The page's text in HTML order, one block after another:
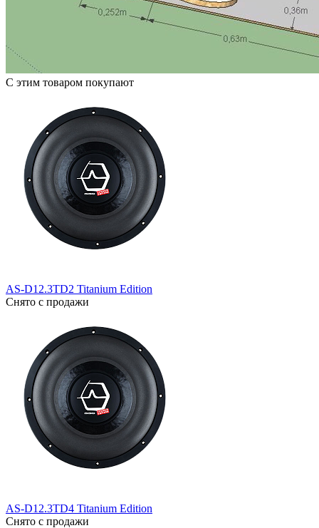
С этим товаром покупают
AS-D12.3TD2 Titanium Edition
Снято с продажи
AS-D12.3TD4 Titanium Edition
Снято с продажи